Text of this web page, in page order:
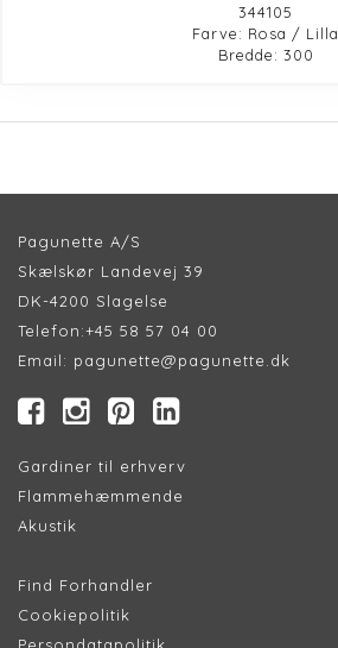
344105
Farve: Rosa / Lilla
Bredde: 300
Pagunette A/S
Skælskør Landevej 39
DK-4200 Slagelse
Telefon:+45 58 57 04 00
Email: pagunette@pagunette.dk
Gardiner til erhverv
Flammehæmmende
Akustik
Find Forhandler
Cookiepolitik